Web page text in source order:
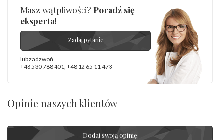
Masz wątpliwości? Poradź się
eksperta!
Zadaj pytanie
lub zadzwoń
+48 530 788 401, +48 12 65 11 473
Opinie naszych klientów
Dodaj swoją opinię